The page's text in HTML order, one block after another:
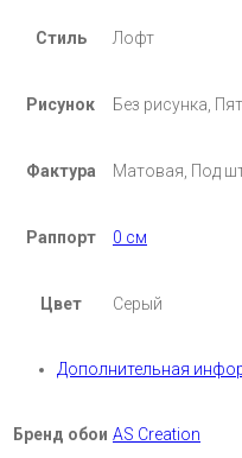
Стиль Лофт
Рисунок Без рисунка,
Фактура Матовая, Под
Раппорт 0 см
Цвет Серый
Дополнительная
Бренд обои AS Creation